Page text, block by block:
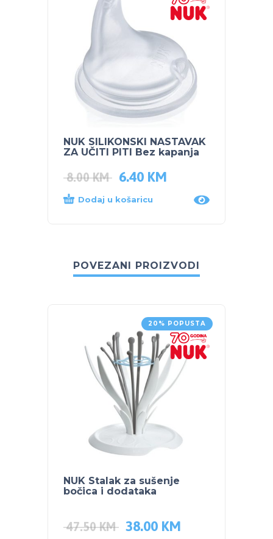
NUK SILIKONSKI NASTAVAK
ZA UČITI PITI Bez kapanja
8.00KM 6.40 KM
Dodaj u košaricu
POVEZANI PROIZVODI
20% POPUSTA
NUK Stalak za sušenje
bočica i dodataka
47.50KM 38.00 KM